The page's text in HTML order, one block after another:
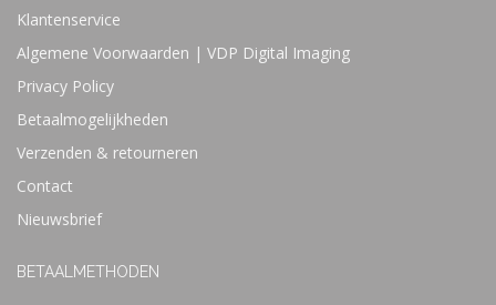
Klantenservice
Algemene Voorwaarden | VDP Digital Imaging
Privacy Policy
Betaalmogelijkheden
Verzenden & retourneren
Contact
Nieuwsbrief
BETAALMETHODEN